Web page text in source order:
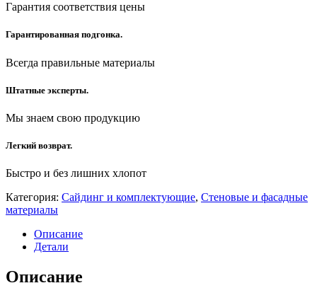
Гарантия соответствия цены
Гарантированная подгонка.
Всегда правильные материалы
Штатные эксперты.
Мы знаем свою продукцию
Легкий возврат.
Быстро и без лишних хлопот
Категория: Сайдинг и комплектующие, Стеновые и фасадные
материалы
Описание
Детали
Описание